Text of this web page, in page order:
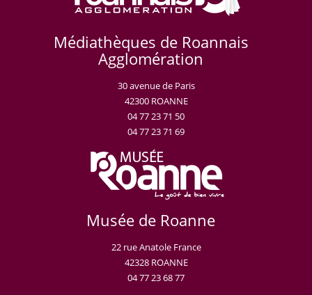
Médiathèques de Roannais
Agglomération
30 avenue de Paris
42300 ROANNE
04 77 23 71 50
04 77 23 71 69
Musée de Roanne
22 rue Anatole France
42328 ROANNE
04 77 23 68 77